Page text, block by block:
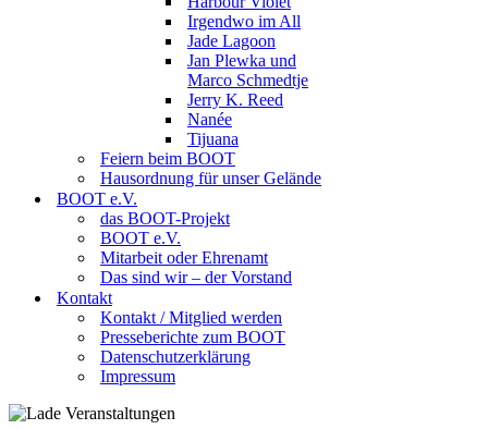
Irgendwo im All
Jade Lagoon
Jan Plewka und
Marco Schmedtje
Jerry K. Reed
Nanée
Tijuana
Feiern beim BOOT
Hausordnung für unser Gelände
BOOT e.V.
das BOOT-Projekt
BOOT e.V.
Mitarbeit oder Ehrenamt
Das sind wir – der Vorstand
Kontakt
Kontakt / Mitglied werden
Presseberichte zum BOOT
Datenschutzerklärung
Impressum